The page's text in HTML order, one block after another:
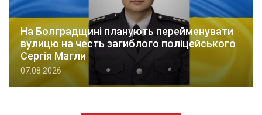
На Болградщині планують перейменувати
вулицю на честь загиблого поліцейського
Сергія Магли
07.08.2026